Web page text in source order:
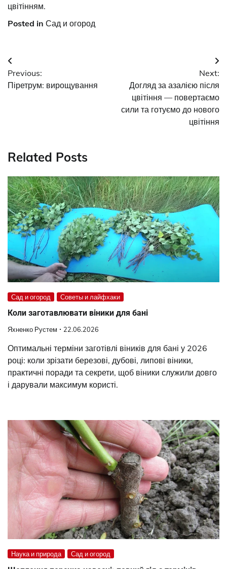
цвітінням.
Posted in Сад и огород
Post
navigation
Previous:
Піретрум: вирощування
Next:
Догляд за азалією після
цвітіння — повертаємо
сили та готуємо до нового
цвітіння
Related Posts
Сад и огород Советы и лайфхаки
Коли заготавлювати віники для бані
Яхненко Рустем 22.06.2026
Оптимальні терміни заготівлі віників для бані у 2026
році: коли зрізати березові, дубові, липові віники,
практичні поради та секрети, щоб віники служили довго
і дарували максимум користі.
Наука и природа Сад и огород